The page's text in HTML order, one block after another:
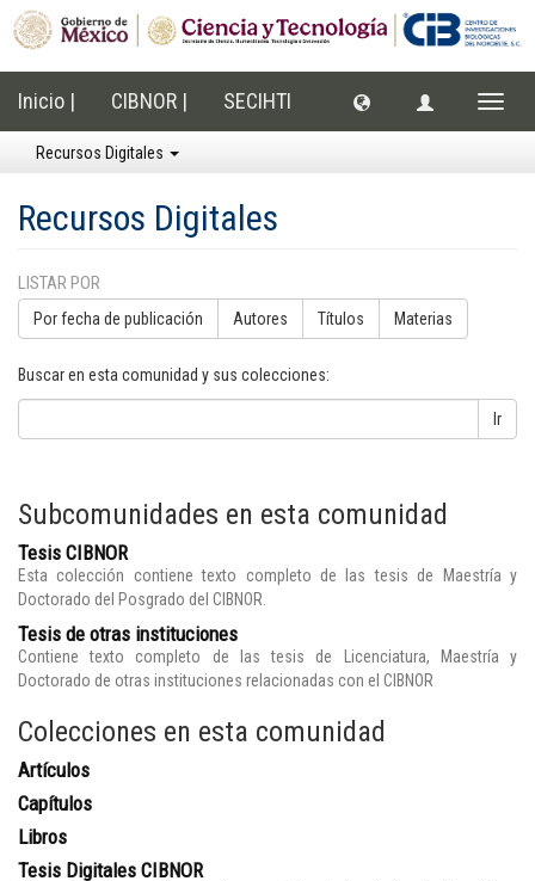
Inicio | CIBNOR | SECIHTI
Recursos Digitales
Recursos Digitales
LISTAR POR
Por fecha de publicación Autores Títulos Materias
Buscar en esta comunidad y sus colecciones:
Ir
Subcomunidades en esta comunidad
Tesis CIBNOR
Esta colección contiene texto completo de las tesis de Maestría y
Doctorado del Posgrado del CIBNOR.
Tesis de otras instituciones
Contiene texto completo de las tesis de Licenciatura, Maestría y
Doctorado de otras instituciones relacionadas con el CIBNOR
Colecciones en esta comunidad
Artículos
Capítulos
Libros
Tesis Digitales CIBNOR